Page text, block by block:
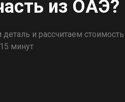
из ОАЭ?
и рассчитаем стоимость
минут